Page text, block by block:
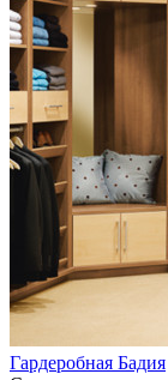
Гардеробная Бадия